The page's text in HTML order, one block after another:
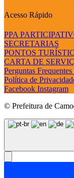
Acesso Rápido
PPA
SECRETARIAS
PONTOS
CARTA DE
Perguntas
Política de
Facebook Instagram
© Prefeitura de